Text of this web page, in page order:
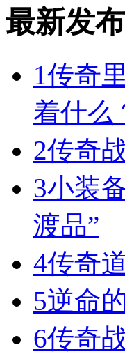
最新发布
1传奇
着什么
2传奇
3小装
渡品”
4传奇
5逆命
6传奇